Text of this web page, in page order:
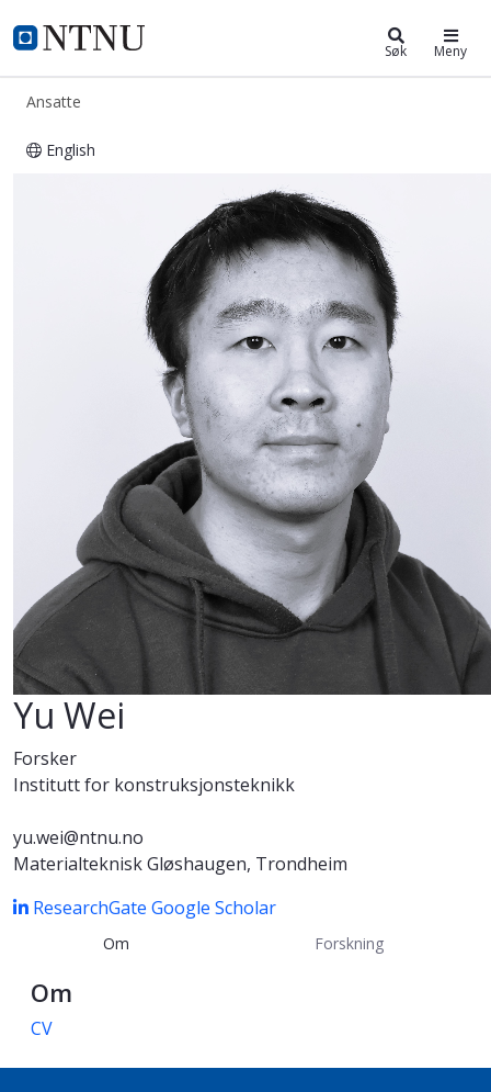
NTNU Hjemmeside
ntnu.no Søk Meny
Ansatte
English
Yu Wei
Forsker
Institutt for konstruksjonsteknikk
yu.wei@ntnu.no
Materialteknisk Gløshaugen, Trondheim
ResearchGate Google Scholar
Om Forskning
Om
CV